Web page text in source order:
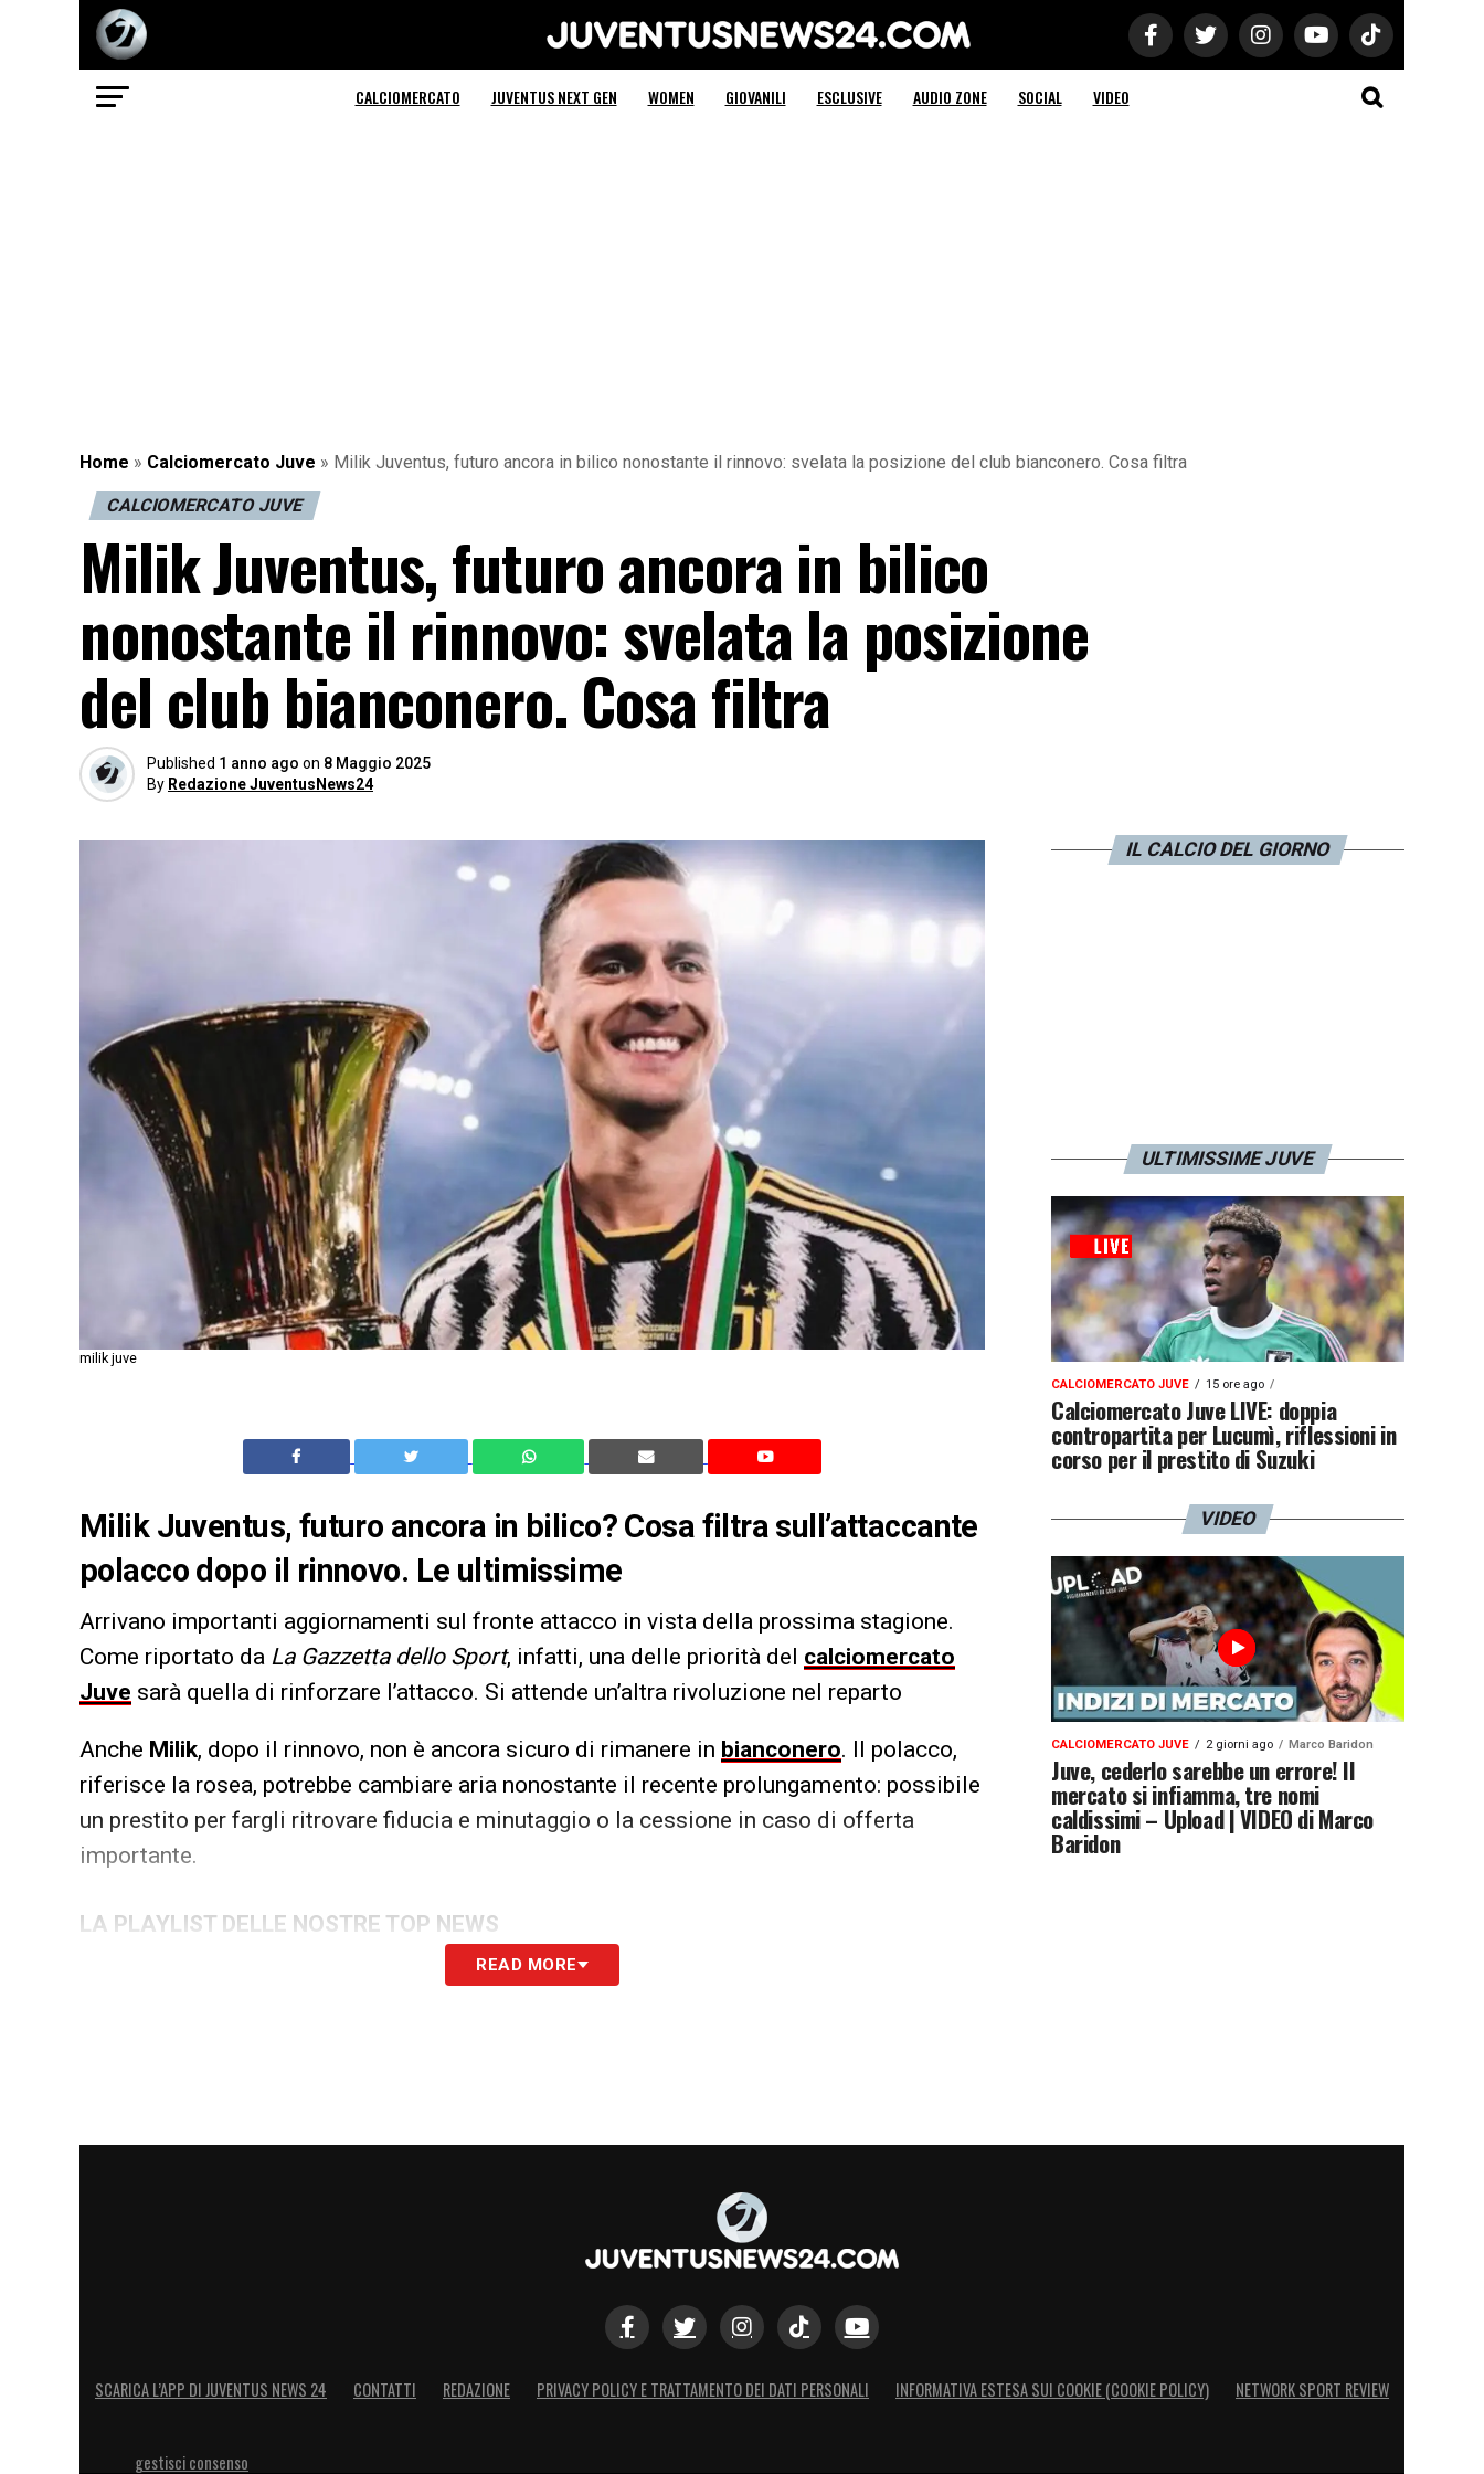
Juventus News 24
CALCIOMERCATO JUVENTUS NEXT GEN WOMEN GIOVANILI ESCLUSIVE AUDIO ZONE SOCIAL VIDEO
Home » Calciomercato Juve » Milik Juventus, futuro ancora in bilico nonostante il rinnovo: svelata la posizione del club bianconero. Cosa filtra
CALCIOMERCATO JUVE
Milik Juventus, futuro ancora in bilico
nonostante il rinnovo: svelata la posizione
del club bianconero. Cosa filtra
Published 1 anno ago on 8 Maggio 2025
By Redazione JuventusNews24
milik juve
Milik Juventus, futuro ancora in bilico? Cosa filtra sull’attaccante
polacco dopo il rinnovo. Le ultimissime
Arrivano importanti aggiornamenti sul fronte attacco in vista della prossima stagione.
Come riportato da La Gazzetta dello Sport, infatti, una delle priorità del calciomercato
Juve sarà quella di rinforzare l’attacco. Si attende un’altra rivoluzione nel reparto
Anche Milik, dopo il rinnovo, non è ancora sicuro di rimanere in bianconero. Il polacco,
riferisce la rosea, potrebbe cambiare aria nonostante il recente prolungamento: possibile
un prestito per fargli ritrovare fiducia e minutaggio o la cessione in caso di offerta
importante.
LA PLAYLIST DELLE NOSTRE TOP NEWS
READ MORE
IL CALCIO DEL GIORNO
ULTIMISSIME JUVE
CALCIOMERCATO JUVE 15 ore ago
Calciomercato Juve LIVE: doppia
contropartita per Lucumì, riflessioni in
corso per il prestito di Suzuki
VIDEO
CALCIOMERCATO JUVE 2 giorni ago Marco Baridon
Juve, cederlo sarebbe un errore! Il
mercato si infiamma, tre nomi
caldissimi – Upload | VIDEO di Marco
Baridon
SCARICA L’APP DI JUVENTUS NEWS 24 CONTATTI REDAZIONE PRIVACY POLICY E TRATTAMENTO DEI DATI PERSONALI INFORMATIVA ESTESA SUI COOKIE (COOKIE POLICY) NETWORK SPORT REVIEW
gestisci consenso